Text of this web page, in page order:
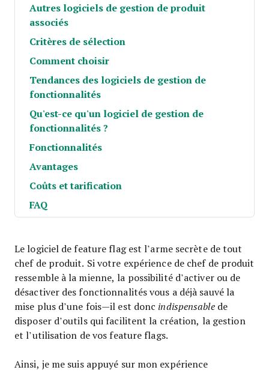
Autres logiciels de gestion de produit
associés
Critères de sélection
Comment choisir
Tendances des logiciels de gestion de
fonctionnalités
Qu'est-ce qu'un logiciel de gestion de
fonctionnalités ?
Fonctionnalités
Avantages
Coûts et tarification
FAQ
Le logiciel de feature flag est l’arme secrète de tout
chef de produit. Si votre expérience de chef de produit
ressemble à la mienne, la possibilité d’activer ou de
désactiver des fonctionnalités vous a déjà sauvé la
mise plus d’une fois—il est donc indispensablede
disposer d’outils qui facilitent la création, la gestion
et l’utilisation de vos feature flags.
Ainsi, je me suis appuyé sur mon expérience